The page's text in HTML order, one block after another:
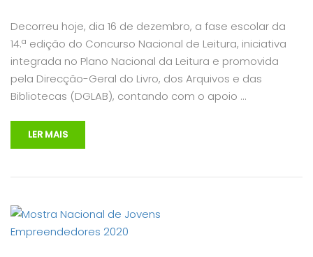
Decorreu hoje, dia 16 de dezembro, a fase escolar da
14.ª edição do Concurso Nacional de Leitura, iniciativa
integrada no Plano Nacional da Leitura e promovida
pela Direcção-Geral do Livro, dos Arquivos e das
Bibliotecas (DGLAB), contando com o apoio …
LER MAIS